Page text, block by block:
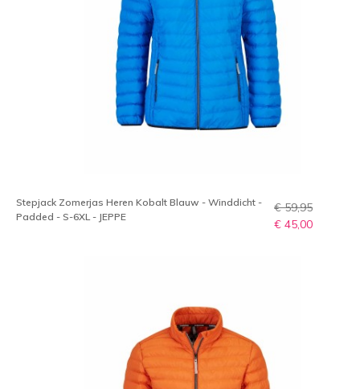
Stepjack Zomerjas Heren Kobalt Blauw - Winddicht -
Padded - S-6XL - JEPPE
€ 59,95
€ 45,00